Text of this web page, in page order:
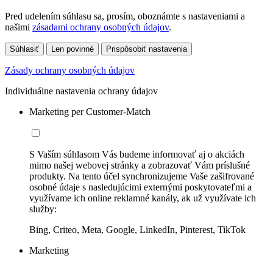
Pred udelením súhlasu sa, prosím, oboznámte s nastaveniami a
našimi zásadami ochrany osobných údajov.
Súhlasiť Len povinné Prispôsobiť nastavenia
Zásady ochrany osobných údajov
Individuálne nastavenia ochrany údajov
Marketing per Customer-Match
S Vaším súhlasom Vás budeme informovať aj o akciách
mimo našej webovej stránky a zobrazovať Vám príslušné
produkty. Na tento účel synchronizujeme Vaše zašifrované
osobné údaje s nasledujúcimi externými poskytovateľmi a
využívame ich online reklamné kanály, ak už využívate ich
služby:
Bing, Criteo, Meta, Google, LinkedIn, Pinterest, TikTok
Marketing